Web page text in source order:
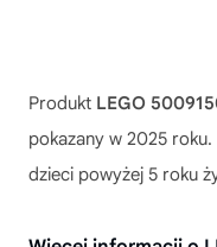
Produkt LEGO
pokazany w 2025
dzieci powyżej 5 roku